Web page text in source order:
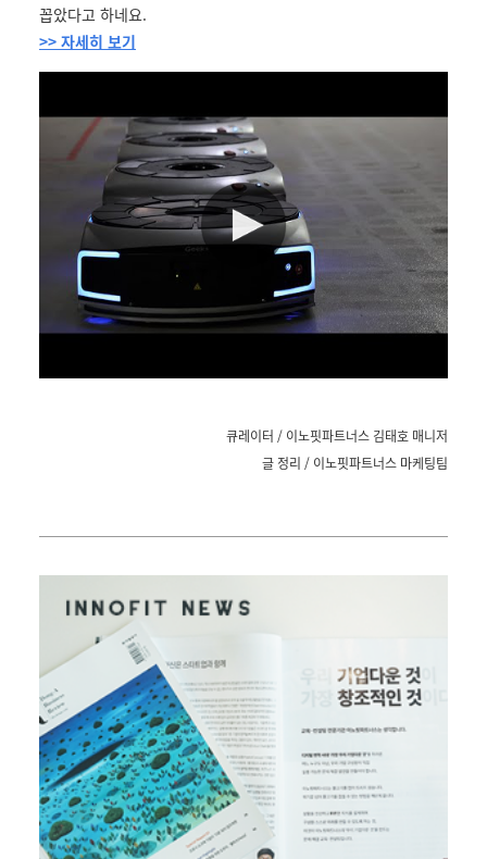
꼽았다고 하네요.
>> 자세히 보기
큐레이터 / 이노핏파트너스 김태호 매니저
글 정리 / 이노핏파트너스 마케팅팀